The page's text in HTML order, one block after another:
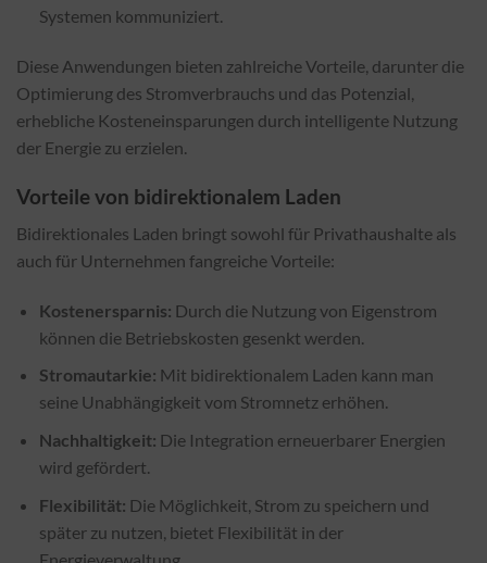
Systemen kommuniziert.
Diese Anwendungen bieten zahlreiche Vorteile, darunter die
Optimierung des Stromverbrauchs und das Potenzial,
erhebliche Kosteneinsparungen durch intelligente Nutzung
der Energie zu erzielen.
Vorteile von bidirektionalem Laden
Bidirektionales Laden bringt sowohl für Privathaushalte als
auch für Unternehmen fangreiche Vorteile:
Kostenersparnis: Durch die Nutzung von Eigenstrom
können die Betriebskosten gesenkt werden.
Stromautarkie: Mit bidirektionalem Laden kann man
seine Unabhängigkeit vom Stromnetz erhöhen.
Nachhaltigkeit: Die Integration erneuerbarer Energien
wird gefördert.
Flexibilität: Die Möglichkeit, Strom zu speichern und
später zu nutzen, bietet Flexibilität in der
Energieverwaltung.